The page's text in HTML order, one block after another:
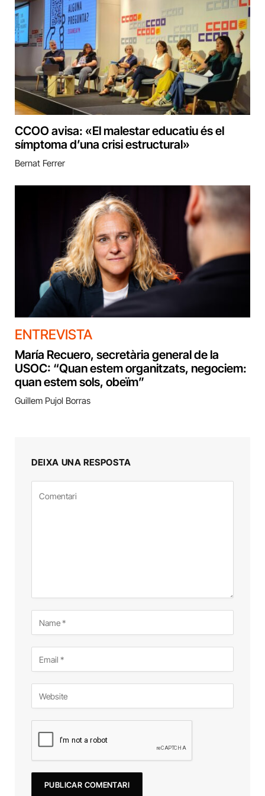
CCOO avisa: «El malestar educatiu és el
símptoma d’una crisi estructural»
Bernat Ferrer
ENTREVISTA
María Recuero, secretària general de la
USOC: “Quan estem organitzats, negociem:
quan estem sols, obeïm”
Guillem Pujol Borras
DEIXA UNA RESPOSTA